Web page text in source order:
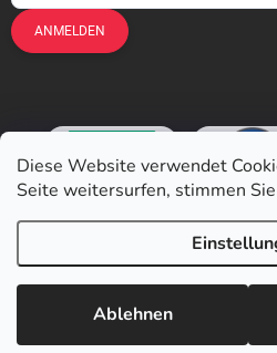
Diese Website verwendet
Seite weitersurfen, stimmen
Ablehnen
ANMELDEN
Erstellt
Copyright 2026 .